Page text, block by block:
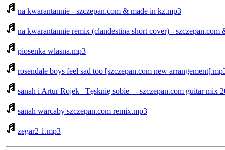
na kwarantannie - szczepan.com & made in kz.mp3
na kwarantannie remix (clandestina short cover) - szczepan.com
piosenka wlasna.mp3
rosendale boys feel sad too [szczepan.com new
sanah i Artur Rojek _Tęsknię sobie_ - szczepan.com guitar mix
sanah warcaby szczepan.com remix.mp3
zegar2 1.mp3